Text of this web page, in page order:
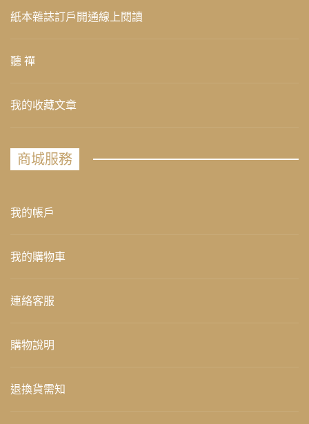
紙本雜誌訂戶開通線上閱讀
聽 禪
我的收藏文章
商城服務
我的帳戶
我的購物車
連絡客服
購物說明
退換貨需知